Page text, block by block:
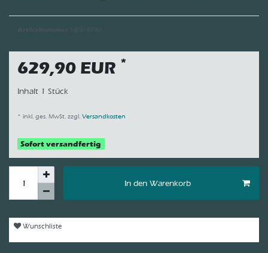
Artikelnummer NEW-5730
629,90 EUR *
Inhalt 1 Stück
* inkl. ges. MwSt. zzgl. Versandkosten
Sofort versandfertig
In den Warenkorb
Wunschliste